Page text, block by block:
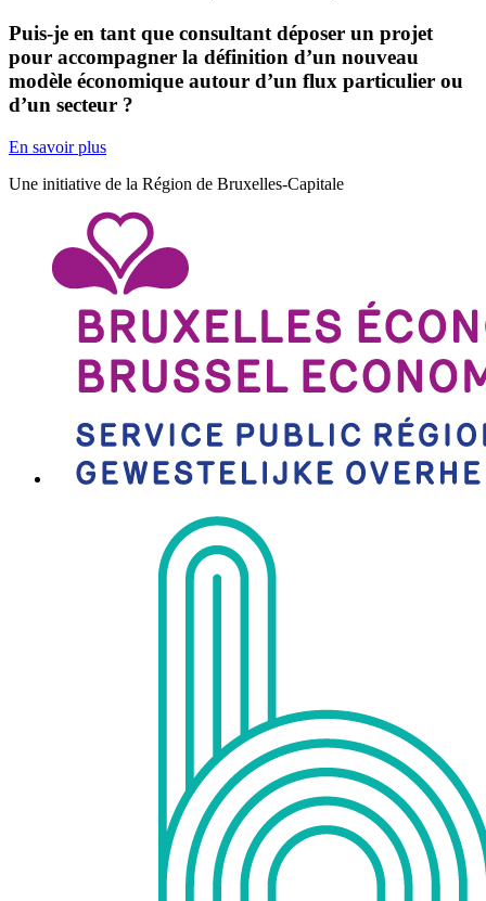
Puis-je en tant que consultant déposer un projet
pour accompagner la définition d’un nouveau
modèle économique autour d’un flux particulier ou
d’un secteur ?
En savoir plus
Une initiative de la Région de Bruxelles-Capitale